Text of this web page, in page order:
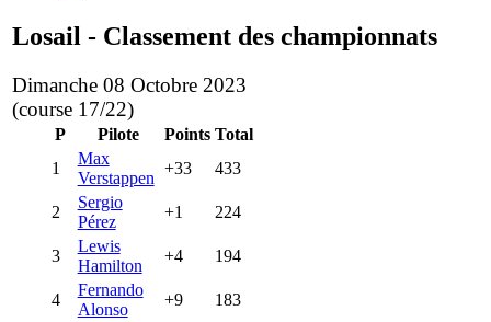
Losail - Classement des championnats
Dimanche 08 Octobre 2023
(course 17/22)
P Pilote Points Total
1
Max
Verstappen
+33 433
2
Sergio
Pérez
+1 224
3
Lewis
Hamilton
+4 194
4
Fernando
Alonso
+9 183